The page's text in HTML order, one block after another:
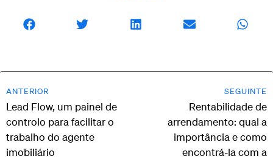
ANTERIOR
Lead Flow, um painel de
controlo para facilitar o
trabalho do agente
imobiliário
SEGUINTE
Rentabilidade de
arrendamento: qual a
importância e como
encontrá-la com a